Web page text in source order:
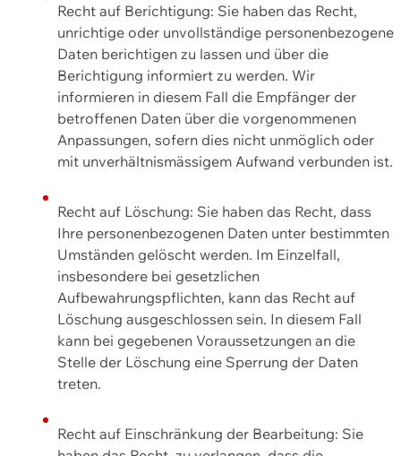
Recht auf Berichtigung: Sie haben das Recht,
unrichtige oder unvollständige personenbezogene
Daten berichtigen zu lassen und über die
Berichtigung informiert zu werden. Wir
informieren in diesem Fall die Empfänger der
betroffenen Daten über die vorgenommenen
Anpassungen, sofern dies nicht unmöglich oder
mit unverhältnismässigem Aufwand verbunden ist.
Recht auf Löschung: Sie haben das Recht, dass
Ihre personenbezogenen Daten unter bestimmten
Umständen gelöscht werden. Im Einzelfall,
insbesondere bei gesetzlichen
Aufbewahrungspflichten, kann das Recht auf
Löschung ausgeschlossen sein. In diesem Fall
kann bei gegebenen Voraussetzungen an die
Stelle der Löschung eine Sperrung der Daten
treten.
Recht auf Einschränkung der Bearbeitung: Sie